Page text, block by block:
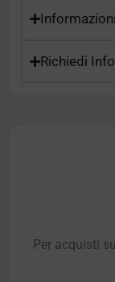
Richiedi
Per acquisti